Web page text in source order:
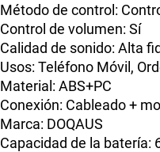
Método de control:
Control de volumen: Sí
Calidad de sonido: Alta
Usos: Teléfono Móvil,
Material: ABS+PC
Conexión: Cableado +
Marca: DOQAUS
Capacidad de la batería: